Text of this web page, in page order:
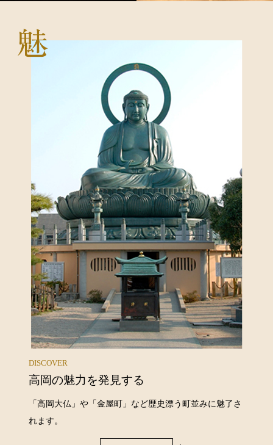
DISCOVER
高岡の魅力を発見する
「高岡大仏」や「金屋町」など歴史漂う町並みに魅了さ
れます。